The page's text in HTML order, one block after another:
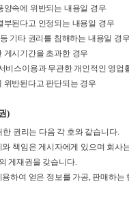
양속에 위반되는 내용일 경우
부된다고 인정되는 내용일 경우
기타 권리를 침해하는 내용일 경
게시기간을 초과한 경우
비스이용과 무관한 개인적인 영업
위반된다고 판단되는 경우
)
권리는 다음 각 호와 같습니다.
책임은 게시자에게 있으며 회
게재권을 갖습니다.
하여 얻은 정보를 가공, 판매하